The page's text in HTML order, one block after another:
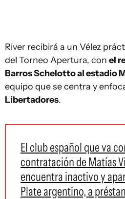
River recibirá a un Vélez
del Torneo Apertura, con el
Barros Schelotto al estadio
equipo que se centra y
Libertadores.
El club español que va
contratación de Matías
encuentra inactivo y
Plate argentino, a